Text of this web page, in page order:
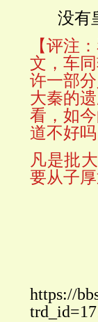
没有
【评注
文，车
许一部
大秦的
看，如
道不好吗
凡是批
要从子
https://